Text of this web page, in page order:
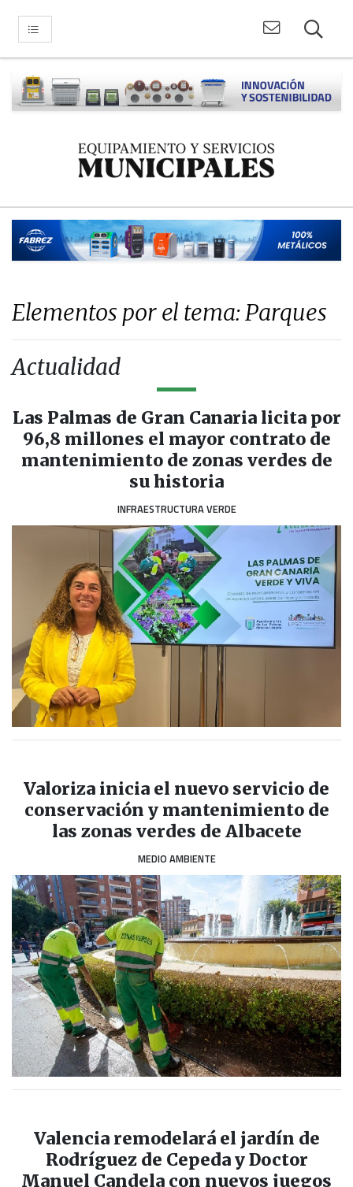
Elementos por el tema: Parques
Actualidad
Las Palmas de Gran Canaria licita por
96,8 millones el mayor contrato de
mantenimiento de zonas verdes de
su historia
INFRAESTRUCTURA VERDE
Valoriza inicia el nuevo servicio de
conservación y mantenimiento de
las zonas verdes de Albacete
MEDIO AMBIENTE
Valencia remodelará el jardín de
Rodríguez de Cepeda y Doctor
Manuel Candela con nuevos juegos